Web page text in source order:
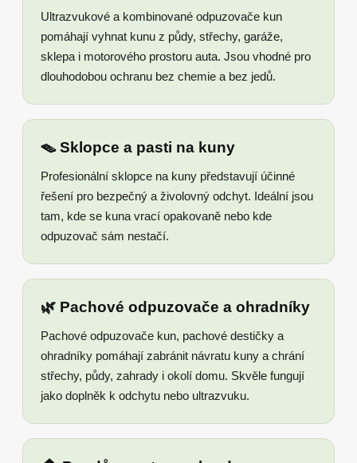
Ultrazvukové a kombinované odpuzovače kun
pomáhají vyhnat kunu z půdy, střechy, garáže,
sklepa i motorového prostoru auta. Jsou vhodné pro
dlouhodobou ochranu bez chemie a bez jedů.
🪤 Sklopce a pasti na kuny
Profesionální sklopce na kuny představují účinné
řešení pro bezpečný a živolovný odchyt. Ideální jsou
tam, kde se kuna vrací opakovaně nebo kde
odpuzovač sám nestačí.
🌿 Pachové odpuzovače a ohradníky
Pachové odpuzovače kun, pachové destičky a
ohradníky pomáhají zabránit návratu kuny a chrání
střechy, půdy, zahrady i okolí domu. Skvěle fungují
jako doplněk k odchytu nebo ultrazvuku.